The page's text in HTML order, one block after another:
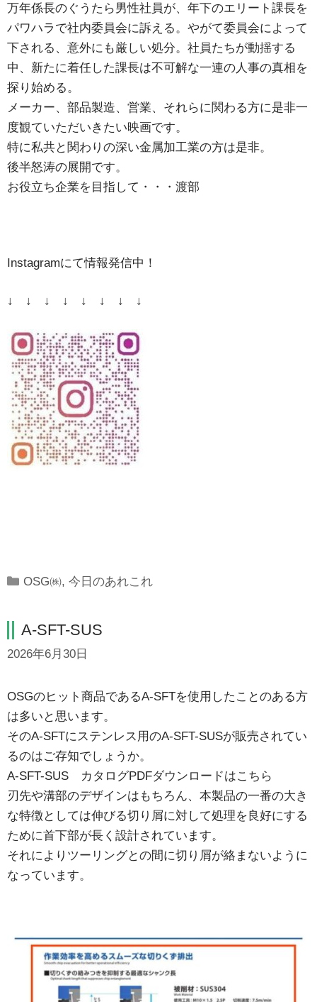
万年係長のぐうたら男性社員が、年下のエリート課長を
パワハラで社内委員会に訴える。やがて委員会によって
下される、意外にも厳しい処分。社員たちが動揺する
中、新たに着任した課長は不可解な一連の人事の真相を
探り始める。
メーカー、部品製造、営業、それらに関わる方に是非一
度観ていただいきたい映画です。
特に私共と関わりの深い金属加工業の方は是非。
後半怒涛の展開です。
お役立ち企業を目指して・・・渡部
Instagramにて情報発信中！
↓ ↓ ↓ ↓ ↓ ↓ ↓ ↓
Categories
OSG㈱,今日のあれこれ
A-SFT-SUS
2026年6月30日
OSGのヒット商品であるA-SFTを使用したことのある方
は多いと思います。
そのA-SFTにステンレス用のA-SFT-SUSが販売されてい
るのはご存知でしょうか。
A-SFT-SUS カタログPDFダウンロードはこちら
刃先や溝部のデザインはもちろん、本製品の一番の大き
な特徴としては伸びる切り屑に対して処理を良好にする
ために首下部が長く設計されています。
それによりツーリングとの間に切り屑が絡まないように
なっています。